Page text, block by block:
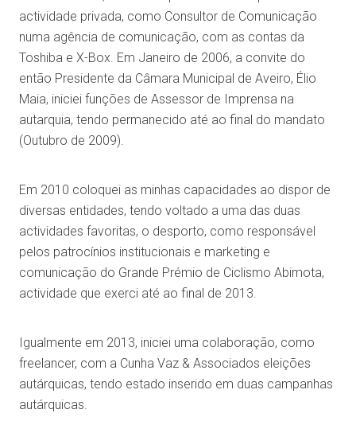
actividade privada, como Consultor de Comunicação
numa agência de comunicação, com as contas da
Toshiba e X-Box. Em Janeiro de 2006, a convite do
então Presidente da Câmara Municipal de Aveiro, Élio
Maia, iniciei funções de Assessor de Imprensa na
autarquia, tendo permanecido até ao final do mandato
(Outubro de 2009).
Em 2010 coloquei as minhas capacidades ao dispor de
diversas entidades, tendo voltado a uma das duas
actividades favoritas, o desporto, como responsável
pelos patrocínios institucionais e marketing e
comunicação do Grande Prémio de Ciclismo Abimota,
actividade que exerci até ao final de 2013.
Igualmente em 2013, iniciei uma colaboração, como
freelancer, com a Cunha Vaz & Associados eleições
autárquicas, tendo estado inserido em duas campanhas
autárquicas.